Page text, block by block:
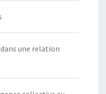
une relation